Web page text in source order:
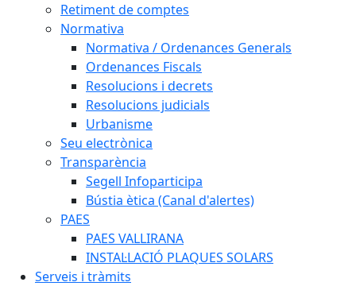
Retiment de comptes
Normativa
Normativa / Ordenances Generals
Ordenances Fiscals
Resolucions i decrets
Resolucions judicials
Urbanisme
Seu electrònica
Transparència
Segell Infoparticipa
Bústia ètica (Canal d'alertes)
PAES
PAES VALLIRANA
INSTAL·LACIÓ PLAQUES SOLARS
Serveis i tràmits